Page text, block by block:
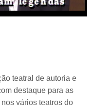
teatral de autoria e
destaque para as
vários teatros do